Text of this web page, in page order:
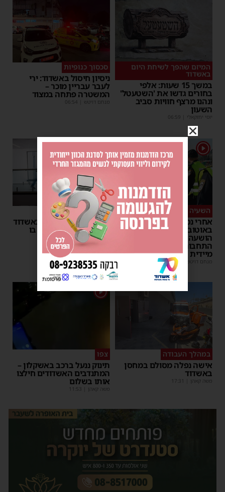
המיזם שהפך לשיחת היום
באשדוד
במשך 15 שעות: אלפי
בחורים גדשו את 'השטעטל'
ונהנו מרצף חוויות סביב
השעון
יוסי יחזקאלי 06:59
סכסוך כנופיות
ניסיון חיסול באשדוד: ירי
לעבר עבריין מוכר –
המשטרה פתחה במצוד
מנחם דויטש 06:54
1
השעיה מיידית
אחרי נסיעת האימים
באוטובוס מאשדוד: הנהג
הושעה מתפקידו – משרד
התחבורה הורה על בדיקה
מיידית
מנחם דויטש 17:44 | 3 תגובות
ליבו שב לפעום
אדם התמוטט בביתו באשדוד
– כוחות ההצלה ביצעו בו
פעולות החייאה
מנחם דויטש |
17:35
במהלך העבודה
אישה נפלה מסולם במחסן
באשדוד
משה קאהן 17:31
1
צפו
תינוק ננעל ברכב באשקלון –
המתנדבים האשדודים חילצו
אותו בשלום
משה קאהן 11:53
פרסומת